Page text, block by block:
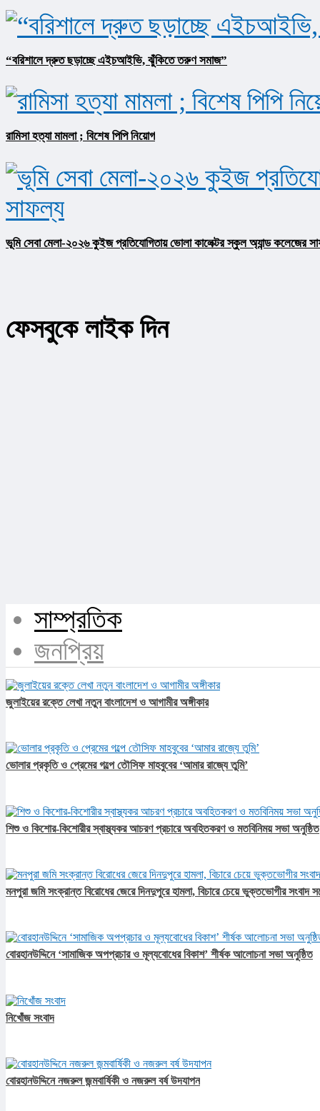
“বরিশালে দ্রুত ছড়াচ্ছে এইচআইভি, ঝুঁকিতে তরুণ সমাজ”
রামিসা হত্যা মামলা ; বিশেষ পিপি নিয়োগ
ভূমি সেবা মেলা-২০২৬ কুইজ প্রতিযোগিতায় ভোলা কালেক্টর স্কুল অ্যান্ড কলেজের
ফেসবুকে লাইক দিন
সাম্প্রতিক
জনপ্রিয়
জুলাইয়ের রক্তে লেখা নতুন বাংলাদেশ ও আগামীর অঙ্গীকার​
ভোলার প্রকৃতি ও প্রেমের গল্পে তৌসিফ মাহবুবের ‘আমার রাজ্যে তুমি’
শিশু ও কিশোর-কিশোরীর স্বাস্থ্যকর আচরণ প্রচারে অবহিতকরণ ও মতবিনিময় সভা অনুষ্ঠিত
মনপুরা জমি সংক্রান্ত বিরোধের জেরে দিনদুপুরে হামলা, বিচারে চেয়ে ভুক্তভোগীর সংবাদ
বোরহানউদ্দিনে ‘সামাজিক অপপ্রচার ও মূল্যবোধের বিকাশ’ শীর্ষক আলোচনা সভা অনুষ্ঠিত
নিখোঁজ সংবাদ
বোরহানউদ্দিনে নজরুল জন্মবার্ষিকী ও নজরুল বর্ষ উদযাপন